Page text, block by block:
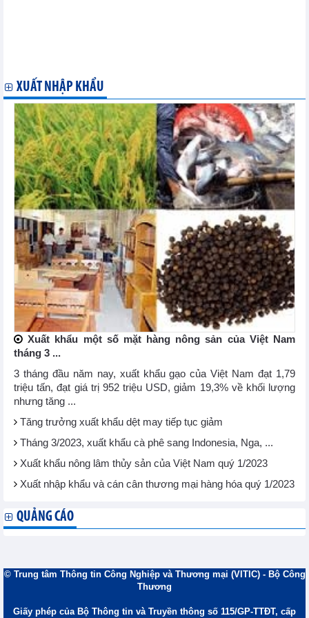
XUẤT NHẬP KHẨU
Xuất khẩu một số mặt hàng nông sản của Việt Nam
tháng 3 ...
3 tháng đầu năm nay, xuất khẩu gạo của Việt Nam đạt 1,79
triệu tấn, đạt giá trị 952 triệu USD, giảm 19,3% về khối lượng
nhưng tăng ...
Tăng trưởng xuất khẩu dệt may tiếp tục giảm
Tháng 3/2023, xuất khẩu cà phê sang Indonesia, Nga, ...
Xuất khẩu nông lâm thủy sản của Việt Nam quý 1/2023
Xuất nhập khẩu và cán cân thương mại hàng hóa quý 1/2023
QUẢNG CÁO
© Trung tâm Thông tin Công Nghiệp và Thương mại (VITIC) - Bộ Công
Thương
Giấy phép của Bộ Thông tin và Truyền thông số 115/GP-TTĐT, cấp